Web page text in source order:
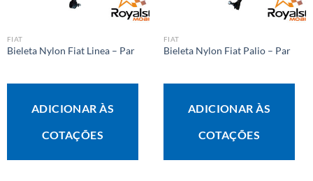
FIAT
Bieleta Nylon Fiat Linea – Par
ADICIONAR ÀS
COTAÇÕES
FIAT
Bieleta Nylon Fiat Palio – Par
ADICIONAR ÀS
COTAÇÕES